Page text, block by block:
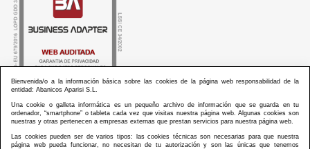
ABANICOS APARISI S.L. ha recibido por parte de La Generalitat Valenciana, la cantidad de
Bienvenida/o a la información básica sobre las cookies de la página web responsabilidad de la
entidad: Abanicos Aparisi S.L.
Una cookie o galleta informática es un pequeño archivo de información que se guarda en tu
ordenador, “smartphone” o tableta cada vez que visitas nuestra página web. Algunas cookies son
nuestras y otras pertenecen a empresas externas que prestan servicios para nuestra página web.
Las cookies pueden ser de varios tipos: las cookies técnicas son necesarias para que nuestra
página web pueda funcionar, no necesitan de tu autorización y son las únicas que tenemos